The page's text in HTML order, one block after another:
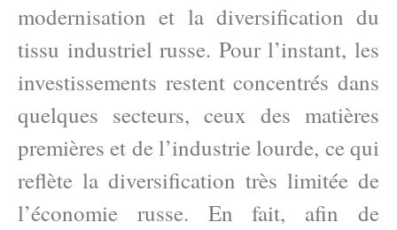
modernisation et la diversification du
tissu industriel russe. Pour l’instant, les
investissements restent concentrés dans
quelques secteurs, ceux des matières
premières et de l’industrie lourde, ce qui
reflète la diversification très limitée de
l’économie russe. En fait, afin de